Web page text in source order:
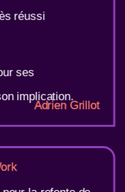
réussi
ses
implication.
Adrien Grillot